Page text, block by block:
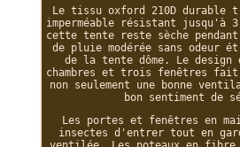
Le tissu oxford 210D durable
imperméable résistant jusqu'à
cette tente reste sèche
de pluie modérée sans odeur
de la tente dôme. Le design
chambres et trois fenêtres fait
non seulement une bonne
bon sentiment de
Les portes et fenêtres en
insectes d'entrer tout en